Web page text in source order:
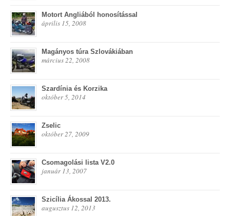
Motort Angliából honosítással
április 15, 2008
Magányos túra Szlovákiában
március 22, 2008
Szardínia és Korzika
október 5, 2014
Zselic
október 27, 2009
Csomagolási lista V2.0
január 13, 2007
Szicília Ákossal 2013.
augusztus 12, 2013